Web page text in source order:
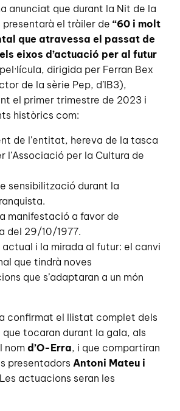
anunciat que durant la Nit de la
presentarà el tràiler de“60 i molt
que atravessa el passat de
eixos d’actuació per al futur
dirigida per Ferran Bex
de la sèrie Pep, d’IB3),
el primer trimestre de 2023 i
històrics com:
de l’entitat, hereva de la tasca
l’Associació per la Cultura de
sensibilització durant la
manifestació a favor de
del 29/10/1977.
actual i la mirada al futur: el canvi
que tindrà noves
que s’adaptaran a un món
confirmat el llistat complet dels
que tocaran durant la gala, als
nomd’O-Erra, i que compartiran
presentadors Antoni Mateu i
actuacions seran les